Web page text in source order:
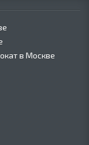
в Москве